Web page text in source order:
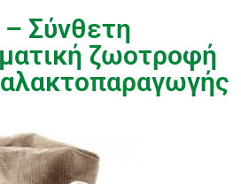
Σύνθετη
ζωοτροφή